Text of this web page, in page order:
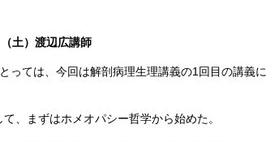
土）渡辺広講師
っては、今回は解剖病理生理講義の1回目の講義に
て、まずはホメオパシー哲学から始めた。